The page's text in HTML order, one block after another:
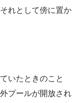
れとして傍に置か
いたときのこと
プールが開放され